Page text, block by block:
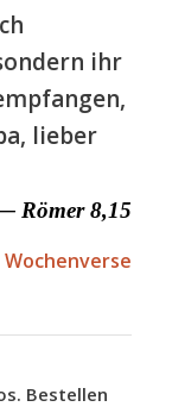
ihr
lieber
Römer 8,15
Bestellen